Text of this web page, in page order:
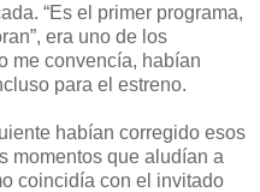
“Es el primer programa,
era uno de los
me convencía, habían
para el estreno.
habían corregido esos
momentos que aludían a
coincidía con el invitado